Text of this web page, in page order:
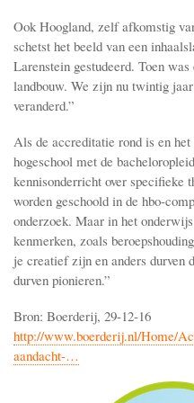
Ook Hoogland, zelf afkomstig
schetst het beeld van een
Larenstein gestudeerd. Toen
landbouw. We zijn nu twintig
veranderd.”
Als de accreditatie rond is en
hogeschool met de
kennisonderricht over specifieke
worden geschoold in de hbo-
onderzoek. Maar in het
kenmerken, zoals
je creatief zijn en anders durven
durven pionieren.”
Bron: Boerderij, 29-12-16
http://www.boerderij.nl/Home/
aandacht-…